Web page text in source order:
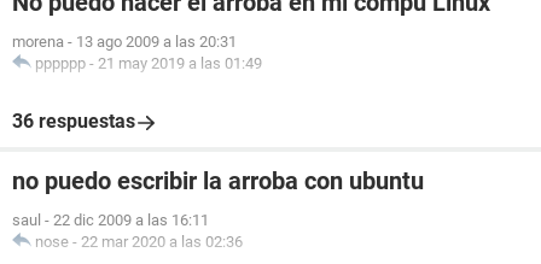
morena - 13 ago 2009 a las 20:31
pppppp - 21 may 2019 a las 01:49
36 respuestas
no puedo escribir la arroba con ubuntu
saul - 22 dic 2009 a las 16:11
nose - 22 mar 2020 a las 02:36